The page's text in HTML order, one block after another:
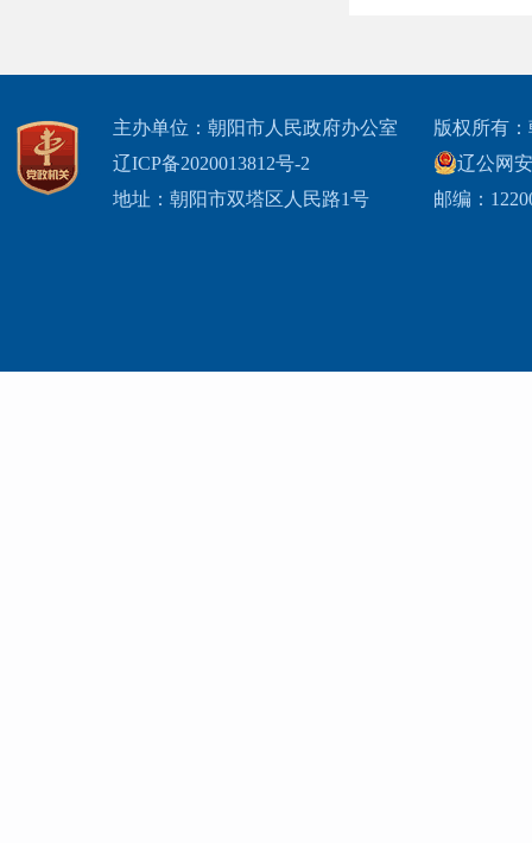
主办单位：朝阳市人民政府办公室
辽ICP备2020013812号-2
地址：朝阳市双塔区人民路1号
版权所有
辽公网
邮编：